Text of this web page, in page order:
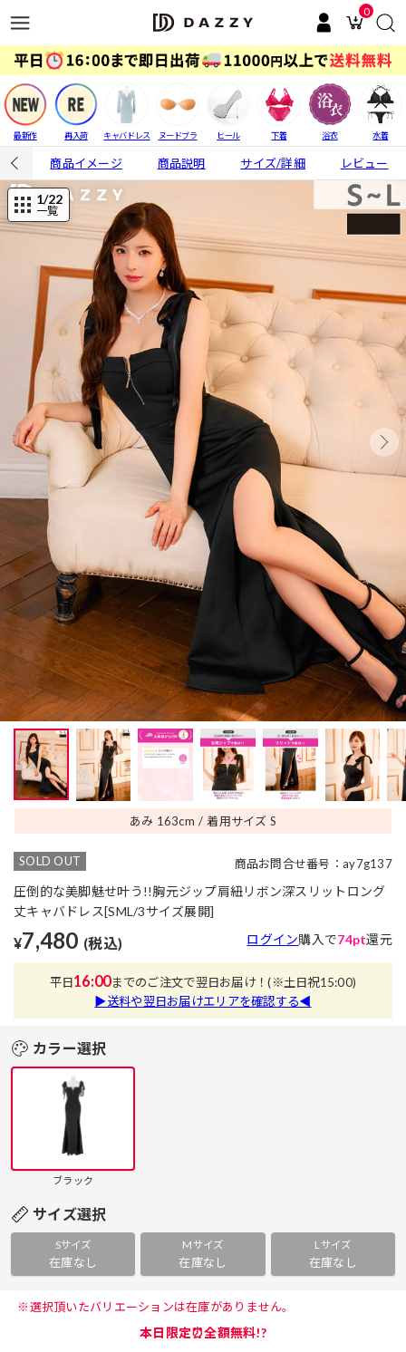
0
最新作 再入荷 キャバドレス ヌードブラ ヒール 下着 浴衣 水着
商品イメージ 商品説明 サイズ/詳細 レビュー
1/22
一覧
あみ 163cm 着用サイズ S
SOLD OUT 商品お問合せ番号：ay7g137
圧倒的な美脚魅せ叶う!!胸元ジップ肩紐リボン深スリットロング
丈キャバドレス[SML/3サイズ展開]
¥7,480 (税込) ログイン購入で74pt還元
平日16:00までのご注文で翌日お届け！(※土日祝15:00)
▶送料や翌日お届けエリアを確認する◀
カラー選択
ブラック
サイズ選択
Sサイズ
在庫なし
Mサイズ
在庫なし
Lサイズ
在庫なし
※選択頂いたバリエーションは在庫がありません。
本日限定⏰全額無料!?